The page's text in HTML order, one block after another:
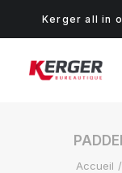
Kerger all in
Accueil